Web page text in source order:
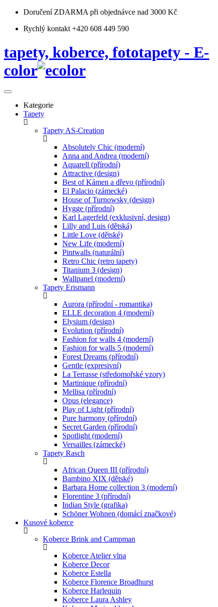
Doručení ZDARMA při objednávce nad 3000 Kč
Rychlý kontakt +420 608 449 590
tapety, koberce, fototapety - E-
color
Kategorie
Tapety
Tapety AS-Creation
Absolutely Chic (moderní)
Anna and Andrea (moderní)
Aquarell (přírodní)
Attractive (design)
Best of Kámen a dřevo (přírodní)
El Palacio (zámecké)
House of Turnowsky (design)
Hygge (přírodní)
Karl Lagerfeld (exklusivní, design)
Lilly and Luis (dětská)
Little Love (dětské)
New Life (moderní)
Pintwalls (naturální)
Retro Chic (retro tapety)
Titanium 3 (design)
Wallpanel (moderní)
Tapety Erismann
Aurora (přírodní - romantika)
ELLE decoration 4 (moderní)
Elysium (design)
Evolution (přírodní)
Fashion for walls 4 (moderní)
Fashion for walls 5 (moderní)
Forest Dreams (přírodní)
Gentle (expresivní)
La Terrasse (středomořské vzory)
Martinique (přírodní)
Mellisa (přírodní)
Opus (elegance)
Play of Light (přírodní)
Pure harmony (přírodní)
Secret Garden (přírodní)
Spotlight (moderní)
Versailles (zámecké)
Tapety Rasch
African Queen III (přírodní)
Bambino XIX (dětské)
Barbara Home collection 3 (moderní)
Florentine 3 (přírodní)
Indian Style (grafika)
Schöner Wohnen (domácí značkové)
Kusové koberce
Koberce Brink and Campman
Koberce Atelier vlna
Koberce Decor
Koberce Estella
Koberce Florence Broadhurst
Koberce Harlequin
Koberce Laura Ashley